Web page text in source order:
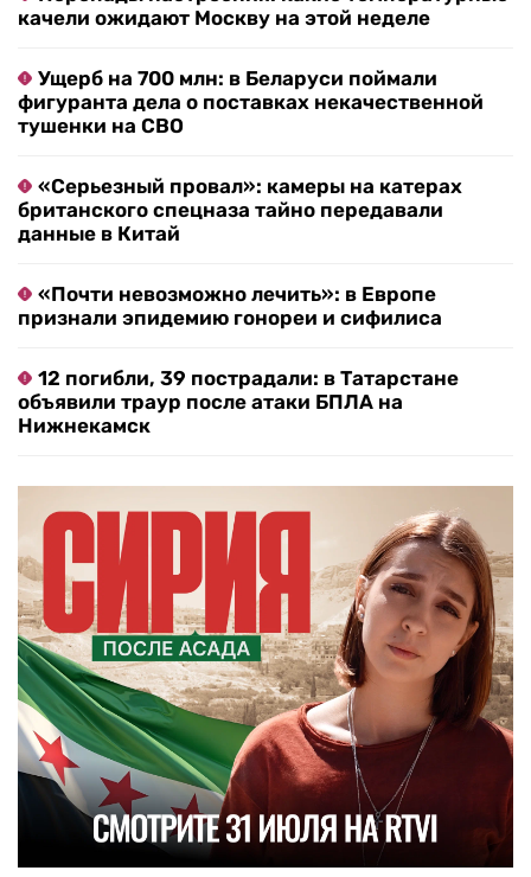
качели ожидают Москву на этой неделе
Ущерб на 700 млн: в Беларуси поймали
фигуранта дела о поставках некачественной
тушенки на СВО
«Серьезный провал»: камеры на катерах
британского спецназа тайно передавали
данные в Китай
«Почти невозможно лечить»: в Европе
признали эпидемию гонореи и сифилиса
12 погибли, 39 пострадали: в Татарстане
объявили траур после атаки БПЛА на
Нижнекамск